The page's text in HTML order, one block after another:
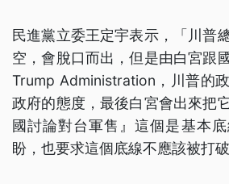
民進黨立委王定宇表示，「川普
空，會脫口而出，但是由白宮跟
Trump Administration，川普的
政府的態度，最後白宮會出來把
國討論對台軍售』這個是基本
盼，也要求這個底線不應該被打破